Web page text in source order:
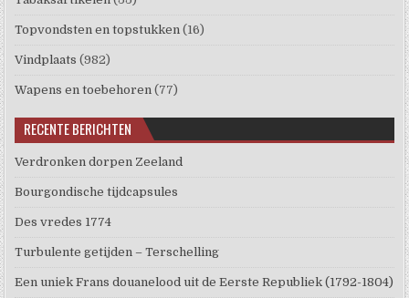
Topvondsten en topstukken (16)
Vindplaats (982)
Wapens en toebehoren (77)
RECENTE BERICHTEN
Verdronken dorpen Zeeland
Bourgondische tijdcapsules
Des vredes 1774
Turbulente getijden – Terschelling
Een uniek Frans douanelood uit de Eerste Republiek (1792-1804)